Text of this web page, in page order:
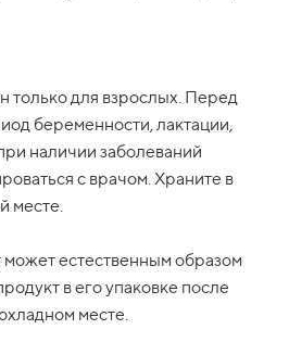
только для взрослых. Перед
беременности, лактации,
наличии заболеваний
с врачом. Храните в
месте.
естественным образом
в его упаковке после
месте.